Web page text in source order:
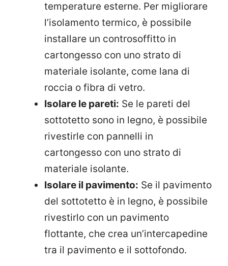
temperature esterne. Per migliorare
l’isolamento termico, è possibile
installare un controsoffitto in
cartongesso con uno strato di
materiale isolante, come lana di
roccia o fibra di vetro.
Isolare le pareti: Se le pareti del
sottotetto sono in legno, è possibile
rivestirle con pannelli in
cartongesso con uno strato di
materiale isolante.
Isolare il pavimento: Se il pavimento
del sottotetto è in legno, è possibile
rivestirlo con un pavimento
flottante, che crea un’intercapedine
tra il pavimento e il sottofondo.